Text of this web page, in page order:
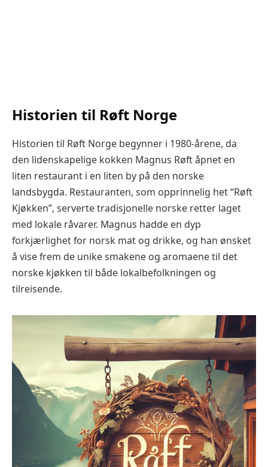
Historien til Røft Norge
Historien til Røft Norge begynner i 1980-årene, da
den lidenskapelige kokken Magnus Røft åpnet en
liten restaurant i en liten by på den norske
landsbygda. Restauranten, som opprinnelig het “Røft
Kjøkken”, serverte tradisjonelle norske retter laget
med lokale råvarer. Magnus hadde en dyp
forkjærlighet for norsk mat og drikke, og han ønsket
å vise frem de unike smakene og aromaene til det
norske kjøkken til både lokalbefolkningen og
tilreisende.